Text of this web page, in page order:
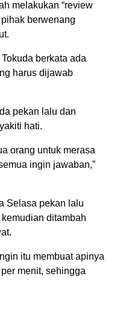
melakukan “review
berwenang
berkata ada
harus dijawab
pekan lalu dan
hati.
orang untuk merasa
ingin jawaban,”
Selasa pekan lalu
ditambah
itu membuat apinya
menit, sehingga